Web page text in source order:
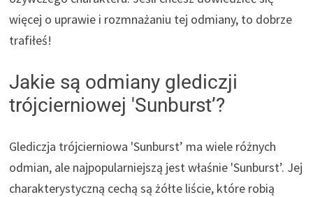
więcej o uprawie i rozmnażaniu tej odmiany, to dobrze
trafiłeś!
Jakie są odmiany glediczji
trójcierniowej 'Sunburst’?
Glediczja trójcierniowa 'Sunburst’ ma wiele różnych
odmian, ale najpopularniejszą jest właśnie 'Sunburst’. Jej
charakterystyczną cechą są żółte liście, które robią